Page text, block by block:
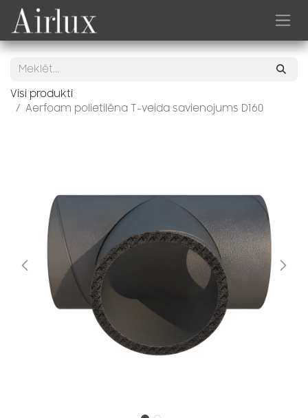
Skip to Content
Visi produkti
Aerfoam polietilēna T-veida savienojums D160